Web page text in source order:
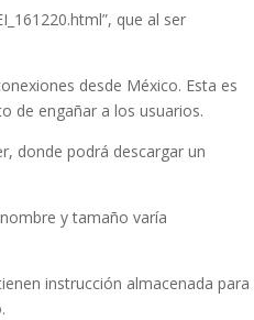
que al ser
desde México. Esta es
de engañar a los usuarios.
donde podrá descargar un
y tamaño varía
instrucción almacenada para